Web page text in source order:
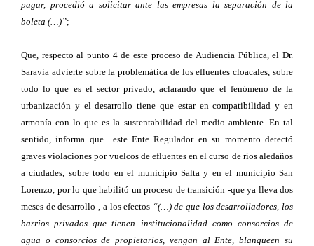
pagar, procedió a solicitar ante las empresas la separación de la
boleta (…)”;
Que, respecto al punto 4 de este proceso de Audiencia Pública, el Dr.
Saravia advierte sobre la problemática de los efluentes cloacales, sobre
todo lo que es el sector privado, aclarando que el fenómeno de la
urbanización y el desarrollo tiene que estar en compatibilidad y en
armonía con lo que es la sustentabilidad del medio ambiente. En tal
sentido, informa que este Ente Regulador en su momento detectó
graves violaciones por vuelcos de efluentes en el curso de ríos aledaños
a ciudades, sobre todo en el municipio Salta y en el municipio San
Lorenzo, por lo que habilitó un proceso de transición -que ya lleva dos
meses de desarrollo-, a los efectos “(…) de que los desarrolladores, los
barrios privados que tienen institucionalidad como consorcios de
agua o consorcios de propietarios, vengan al Ente, blanqueen su